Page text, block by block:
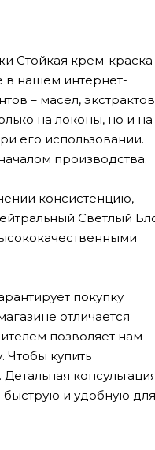
Стойкая крем-краска
в нашем интернет-
– масел,
на локоны, но и на
его использовании.
производства.
консистенцию,
Светлый
покупку
отличается
позволяет нам
Чтобы купить
быструю и удобную для